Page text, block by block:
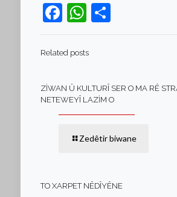
Facebook
WhatsApp
Teilen
Related posts
ZİWAN Û KULTURÎ SER O MA RÊ
NETEWEYÎ LAZİM O
Zedêtir biwane
TO XARPET NÊDÎYÊNE